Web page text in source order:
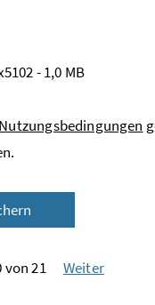
- 1,0 MB
Nutzungsbedingungen
von 21 Weiter